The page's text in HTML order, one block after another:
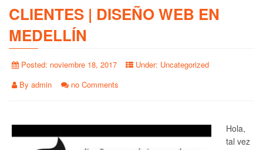
CLIENTES | DISEÑO WEB EN
MEDELLÍN
Posted: noviembre 18, 2017 Under: Uncategorized
By admin no Comments
Hola,
tal vez